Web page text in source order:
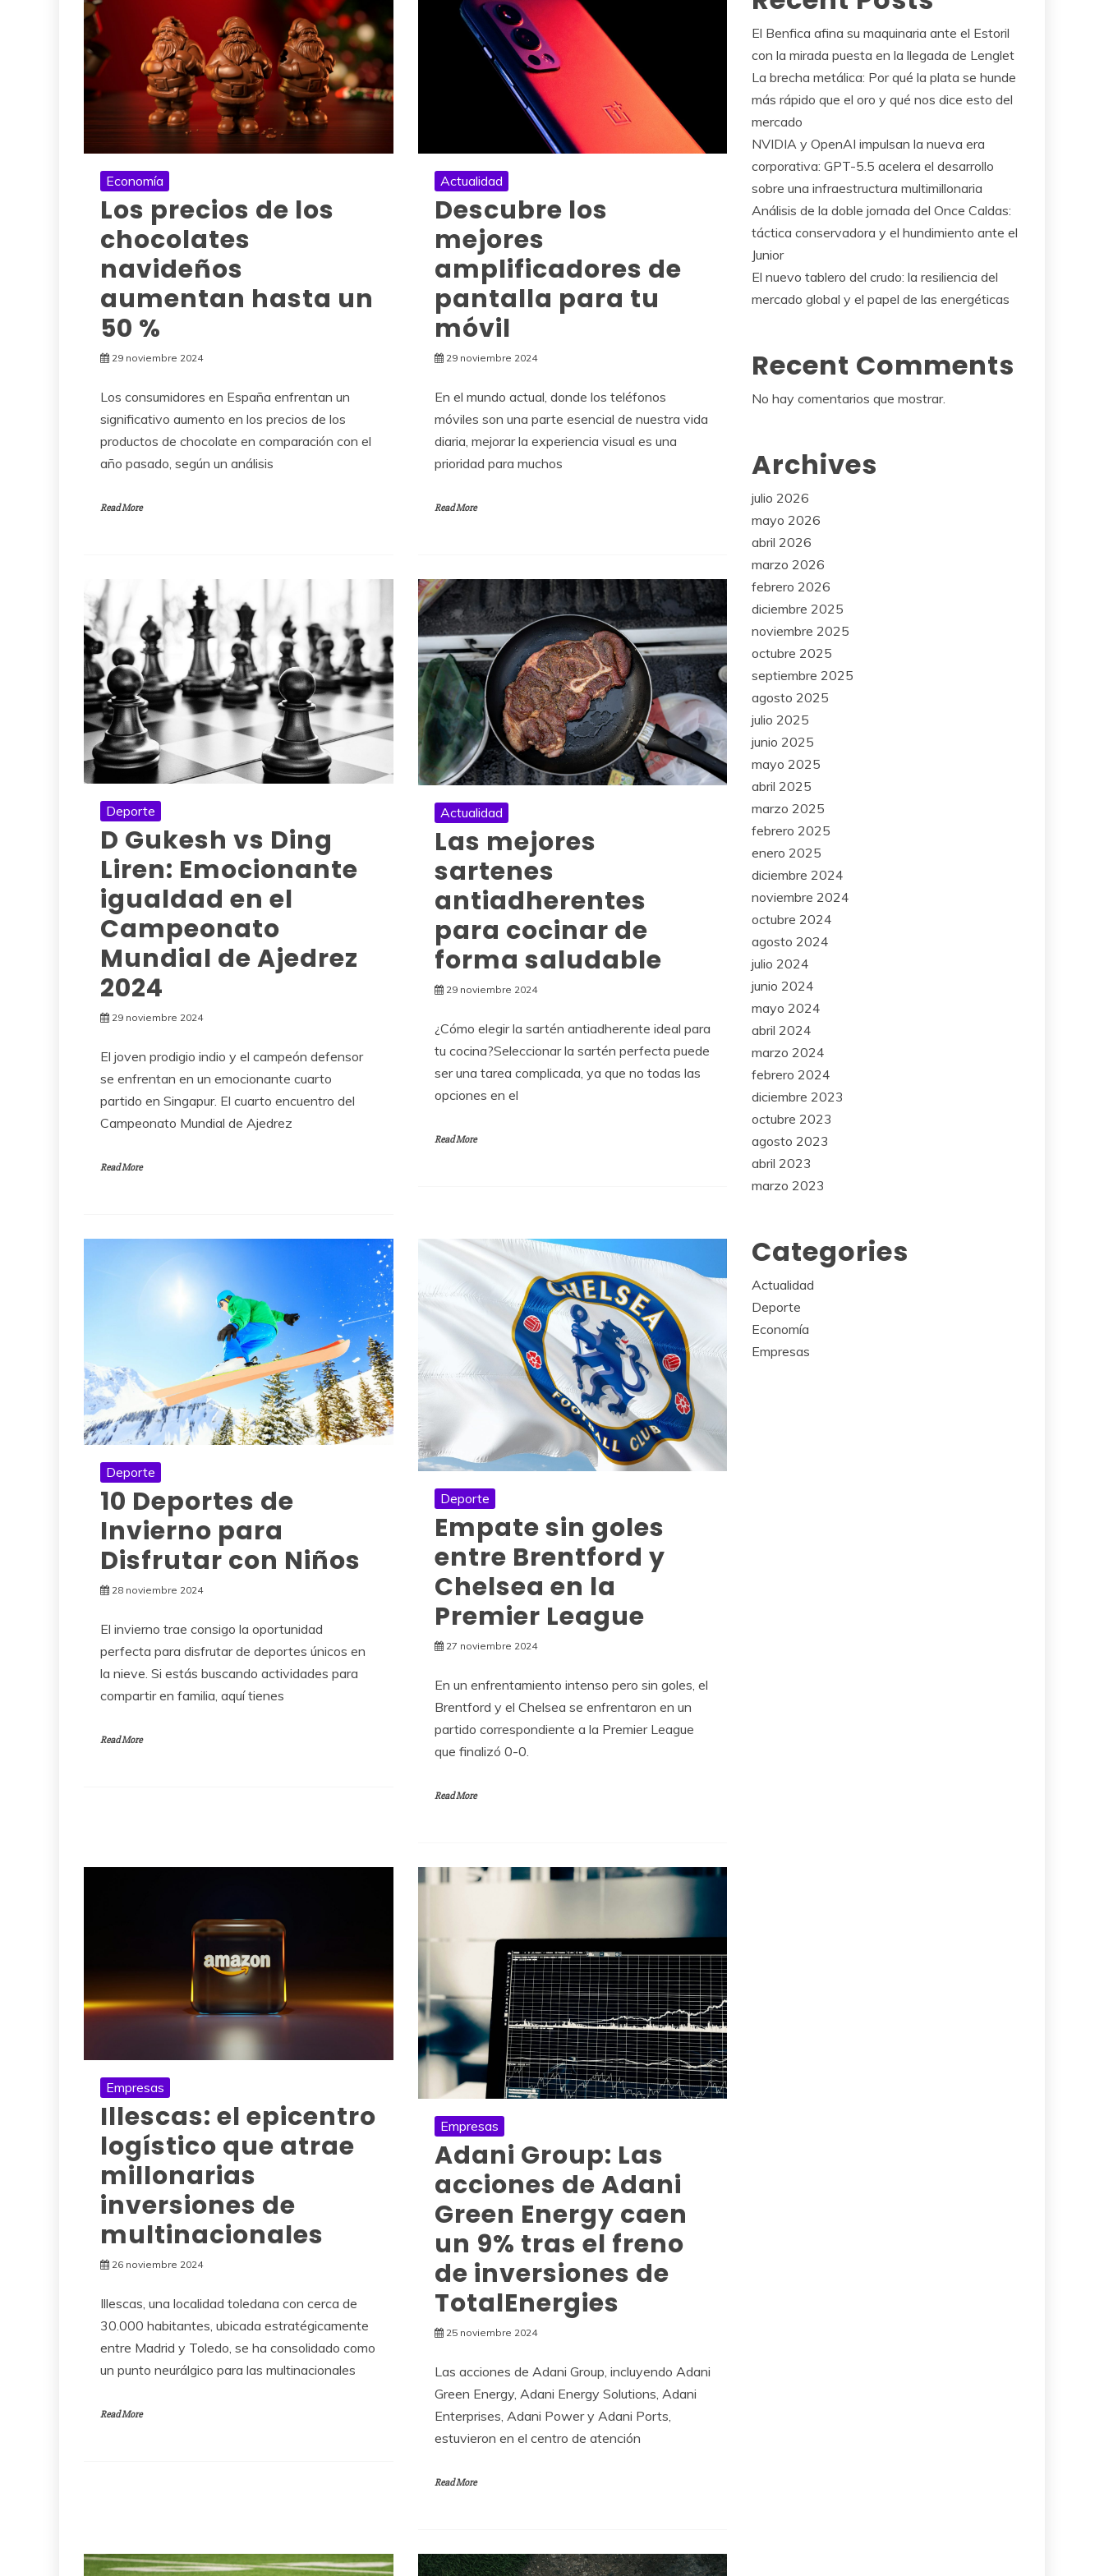
Economía
Los precios de los
chocolates
navideños
aumentan hasta un
50 %
29 noviembre 2024
Los consumidores en España enfrentan un
significativo aumento en los precios de los
productos de chocolate en comparación con el
año pasado, según un análisis
Read More
Actualidad
Descubre los
mejores
amplificadores de
pantalla para tu
móvil
29 noviembre 2024
En el mundo actual, donde los teléfonos
móviles son una parte esencial de nuestra vida
diaria, mejorar la experiencia visual es una
prioridad para muchos
Read More
Deporte
D Gukesh vs Ding
Liren: Emocionante
igualdad en el
Campeonato
Mundial de Ajedrez
2024
29 noviembre 2024
El joven prodigio indio y el campeón defensor
se enfrentan en un emocionante cuarto
partido en Singapur. El cuarto encuentro del
Campeonato Mundial de Ajedrez
Read More
Actualidad
Las mejores
sartenes
antiadherentes
para cocinar de
forma saludable
29 noviembre 2024
¿Cómo elegir la sartén antiadherente ideal para
tu cocina?Seleccionar la sartén perfecta puede
ser una tarea complicada, ya que no todas las
opciones en el
Read More
Deporte
10 Deportes de
Invierno para
Disfrutar con Niños
28 noviembre 2024
El invierno trae consigo la oportunidad
perfecta para disfrutar de deportes únicos en
la nieve. Si estás buscando actividades para
compartir en familia, aquí tienes
Read More
Deporte
Empate sin goles
entre Brentford y
Chelsea en la
Premier League
27 noviembre 2024
En un enfrentamiento intenso pero sin goles, el
Brentford y el Chelsea se enfrentaron en un
partido correspondiente a la Premier League
que finalizó 0-0.
Read More
Empresas
Illescas: el epicentro
logístico que atrae
millonarias
inversiones de
multinacionales
26 noviembre 2024
Illescas, una localidad toledana con cerca de
30.000 habitantes, ubicada estratégicamente
entre Madrid y Toledo, se ha consolidado como
un punto neurálgico para las multinacionales
Read More
Empresas
Adani Group: Las
acciones de Adani
Green Energy caen
un 9% tras el freno
de inversiones de
TotalEnergies
25 noviembre 2024
Las acciones de Adani Group, incluyendo Adani
Green Energy, Adani Energy Solutions, Adani
Enterprises, Adani Power y Adani Ports,
estuvieron en el centro de atención
Read More
El Benfica afina su maquinaria ante el Estoril
con la mirada puesta en la llegada de Lenglet
La brecha metálica: Por qué la plata se hunde
más rápido que el oro y qué nos dice esto del
mercado
NVIDIA y OpenAI impulsan la nueva era
corporativa: GPT-5.5 acelera el desarrollo
sobre una infraestructura multimillonaria
Análisis de la doble jornada del Once Caldas:
táctica conservadora y el hundimiento ante el
Junior
El nuevo tablero del crudo: la resiliencia del
mercado global y el papel de las energéticas
Recent Comments
No hay comentarios que mostrar.
Archives
julio 2026
mayo 2026
abril 2026
marzo 2026
febrero 2026
diciembre 2025
noviembre 2025
octubre 2025
septiembre 2025
agosto 2025
julio 2025
junio 2025
mayo 2025
abril 2025
marzo 2025
febrero 2025
enero 2025
diciembre 2024
noviembre 2024
octubre 2024
agosto 2024
julio 2024
junio 2024
mayo 2024
abril 2024
marzo 2024
febrero 2024
diciembre 2023
octubre 2023
agosto 2023
abril 2023
marzo 2023
Categories
Actualidad
Deporte
Economía
Empresas